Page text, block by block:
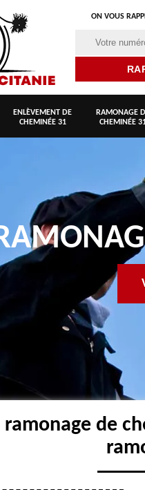
ON VOUS
ENLÈVEMENT DE
CHEMINÉE 31
RAMONAGE
CHEMINÉE
de